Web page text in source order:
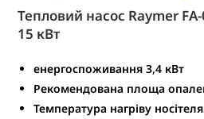
Тепловий насос Raymer
15 кВт
енергоспоживання 3,4 кВт
Рекомендована площа
Температура нагріву носітеля